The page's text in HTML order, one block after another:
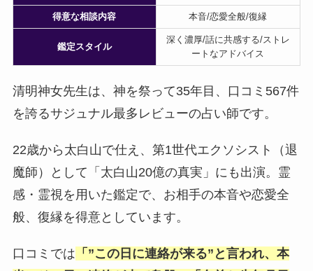
得意な相談内容 本音/恋愛全般/復縁
鑑定スタイル
深く濃厚/話に共感する/ストレ
ートなアドバイス
清明神女先生は、神を祭って35年目、口コミ567件
を誇るサジュナル最多レビューの占い師です。
22歳から太白山で仕え、第1世代エクソシスト（退
魔師）として「太白山20億の真実」にも出演。霊
感・霊視を用いた鑑定で、お相手の本音や恋愛全
般、復縁を得意としています。
口コミでは 「”この日に連絡が来る”と言われ、本